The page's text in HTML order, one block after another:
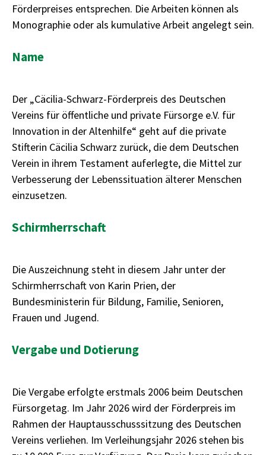
Förderpreises entsprechen. Die Arbeiten können als
Monographie oder als kumulative Arbeit angelegt sein.
Name
Der „Cäcilia-Schwarz-Förderpreis des Deutschen
Vereins für öffentliche und private Fürsorge e.V. für
Innovation in der Altenhilfe“ geht auf die private
Stifterin Cäcilia Schwarz zurück, die dem Deutschen
Verein in ihrem Testament auferlegte, die Mittel zur
Verbesserung der Lebenssituation älterer Menschen
einzusetzen.
Schirmherrschaft
Die Auszeichnung steht in diesem Jahr unter der
Schirmherrschaft von Karin Prien, der
Bundesministerin für Bildung, Familie, Senioren,
Frauen und Jugend.
Vergabe und Dotierung
Die Vergabe erfolgte erstmals 2006 beim Deutschen
Fürsorgetag. Im Jahr 2026 wird der Förderpreis im
Rahmen der Hauptausschusssitzung des Deutschen
Vereins verliehen. Im Verleihungsjahr 2026 stehen bis